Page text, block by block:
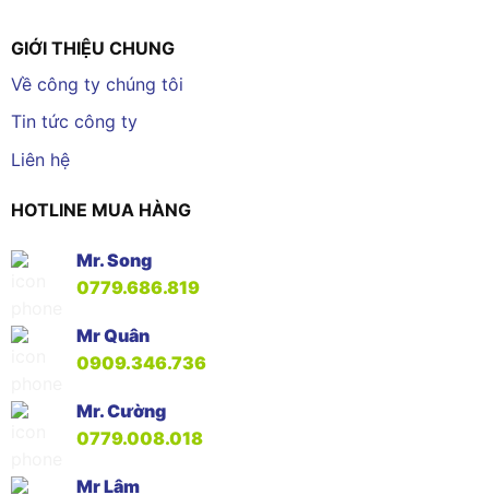
GIỚI THIỆU CHUNG
Về công ty chúng tôi
Tin tức công ty
Liên hệ
HOTLINE MUA HÀNG
Mr. Song
0779.686.819
Mr Quân
0909.346.736
Mr. Cường
0779.008.018
Mr Lâm